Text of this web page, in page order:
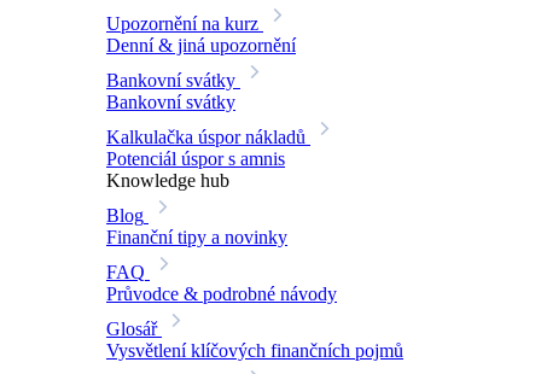
Upozornění na kurz
Denní & jiná upozornění
Bankovní svátky
Bankovní svátky
Kalkulačka úspor nákladů
Potenciál úspor s amnis
Knowledge hub
Blog
Finanční tipy a novinky
FAQ
Průvodce & podrobné návody
Glosář
Vysvětlení klíčových finančních pojmů